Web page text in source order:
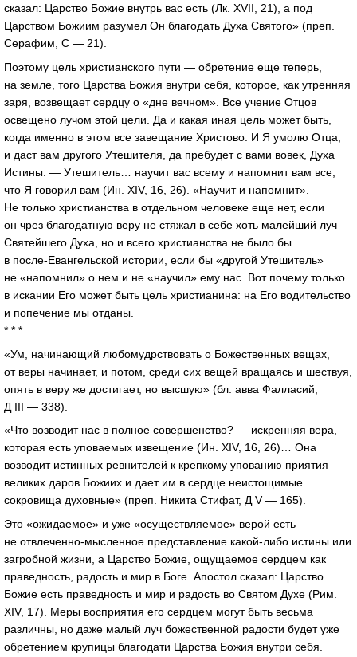
сказал: Царство Божие внутрь вас есть (Лк. XVII, 21), а под
Царством Божиим разумел Он благодать Духа Святого» (преп.
Серафим, С — 21).
Поэтому цель христианского пути — обретение еще теперь,
на земле, того Царства Божия внутри себя, которое, как утренняя
заря, возвещает сердцу о «дне вечном». Все учение Отцов
освещено лучом этой цели. Да и какая иная цель может быть,
когда именно в этом все завещание Христово: И Я умолю Отца,
и даст вам другого Утешителя, да пребудет с вами вовек, Духа
Истины. — Утешитель… научит вас всему и напомнит вам все,
что Я говорил вам (Ин. XIV, 16, 26). «Научит и напомнит».
Не только христианства в отдельном человеке еще нет, если
он чрез благодатную веру не стяжал в себе хоть малейший луч
Святейшего Духа, но и всего христианства не было бы
в после-Евангельской истории, если бы «другой Утешитель»
не «напомнил» о нем и не «научил» ему нас. Вот почему только
в искании Его может быть цель христианина: на Его водительство
и попечение мы отданы.
* * *
«Ум, начинающий любомудрствовать о Божественных вещах,
от веры начинает, и потом, среди сих вещей вращаясь и шествуя,
опять в веру же достигает, но высшую» (бл. авва Фалласий,
Д III — 338).
«Что возводит нас в полное совершенство? — искренняя вера,
которая есть уповаемых извещение (Ин. XIV, 16, 26)… Она
возводит истинных ревнителей к крепкому упованию приятия
великих даров Божиих и дает им в сердце неистощимые
сокровища духовные» (преп. Никита Стифат, Д V — 165).
Это «ожидаемое» и уже «осуществляемое» верой есть
не отвлеченно-мысленное представление какой-либо истины или
загробной жизни, а Царство Божие, ощущаемое сердцем как
праведность, радость и мир в Боге. Апостол сказал: Царство
Божие есть праведность и мир и радость во Святом Духе (Рим.
XIV, 17). Меры восприятия его сердцем могут быть весьма
различны, но даже малый луч божественной радости будет уже
обретением крупицы благодати Царства Божия внутри себя.